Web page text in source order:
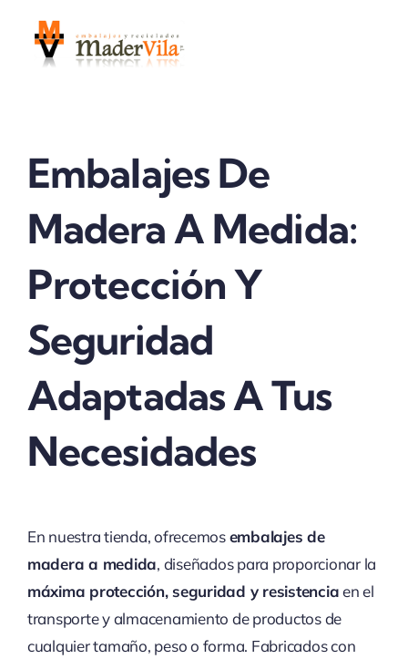
contenido
Embalajes De
Madera A Medida:
Protección Y
Seguridad
Adaptadas A Tus
Necesidades
En nuestra tienda, ofrecemosembalajes de
madera a medida, diseñados para proporcionar la
máxima protección, seguridad y resistenciaen el
transporte y almacenamiento de productos de
cualquier tamaño, peso o forma. Fabricados con